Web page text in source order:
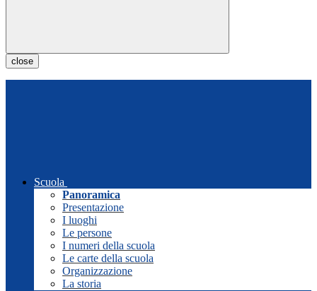
close
Scuola
Panoramica
Presentazione
I luoghi
Le persone
I numeri della scuola
Le carte della scuola
Organizzazione
La storia